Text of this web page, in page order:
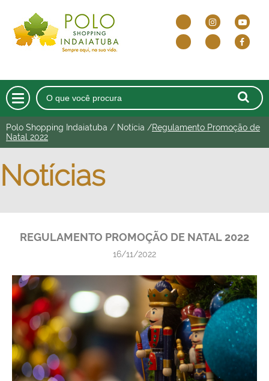
HOME
DELIVERY E DRIVE THRU
LOJAS
CINEMA
SERVIÇOS
NOTÍCIAS
VAGAS
CONTATO
Polo Shopping Indaiatuba / Notícia /Regulamento Promoção de
Natal 2022
Notícias
REGULAMENTO PROMOÇÃO DE NATAL 2022
16/11/2022